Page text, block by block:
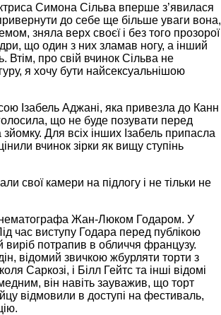
Симона Сільва вперше з’явилася
до себе ще більше уваги вона,
зняла верх своєї і без того прозорої
що один з них зламав ногу, а інший
про свій вчинок Сільва не
я хочу бути найсексуальнішою
Ізабель Аджані, яка привезла до Канн
що не буде позувати перед
Для всіх інших Ізабель припасла
вчинок зірки як вищу ступінь
свої камери на підлогу і не тільки не
Жан-Люком Годаром. У
час виступу Годара перед публікою
виріб потрапив в обличчя французу.
відомий звичкою жбурляти торти з
Саркозі, і Білл Гейтс та інші відомі
він навіть зауважив, що торт
відмовили в доступі на фестиваль,